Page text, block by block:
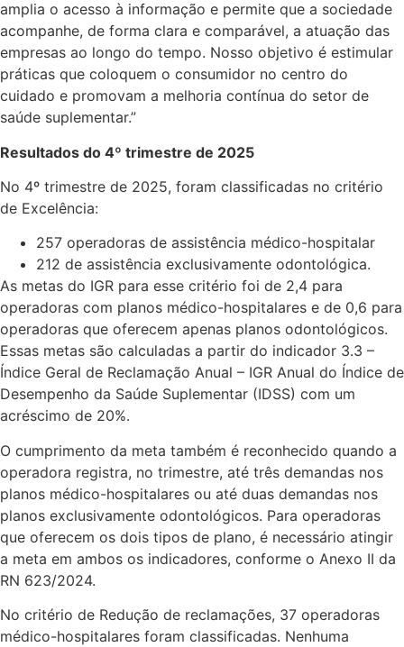
amplia o acesso à informação e permite que a sociedade
acompanhe, de forma clara e comparável, a atuação das
empresas ao longo do tempo. Nosso objetivo é estimular
práticas que coloquem o consumidor no centro do
cuidado e promovam a melhoria contínua do setor de
saúde suplementar.”
Resultados do 4º trimestre de 2025
No 4º trimestre de 2025, foram classificadas no critério
de Excelência:
257 operadoras de assistência médico-hospitalar
212 de assistência exclusivamente odontológica.
As metas do IGR para esse critério foi de 2,4 para
operadoras com planos médico-hospitalares e de 0,6 para
operadoras que oferecem apenas planos odontológicos.
Essas metas são calculadas a partir do indicador 3.3 –
Índice Geral de Reclamação Anual – IGR Anual do Índice de
Desempenho da Saúde Suplementar (IDSS) com um
acréscimo de 20%.
O cumprimento da meta também é reconhecido quando a
operadora registra, no trimestre, até três demandas nos
planos médico-hospitalares ou até duas demandas nos
planos exclusivamente odontológicos. Para operadoras
que oferecem os dois tipos de plano, é necessário atingir
a meta em ambos os indicadores, conforme o Anexo II da
RN 623/2024.
No critério de Redução de reclamações, 37 operadoras
médico-hospitalares foram classificadas. Nenhuma